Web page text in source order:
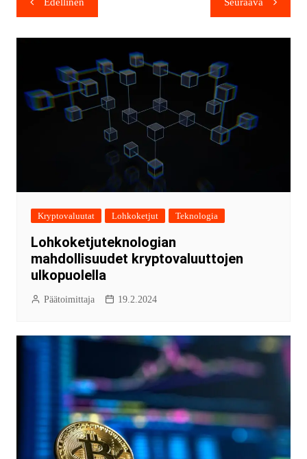
Kryptovaluutat Lohkoketjut Teknologia
Lohkoketjuteknologian
mahdollisuudet kryptovaluuttojen
ulkopuolella
Päätoimittaja 19.2.2024